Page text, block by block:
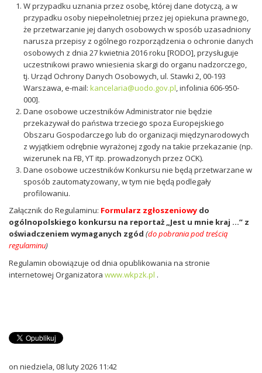
W przypadku uznania przez osobę, której dane dotyczą, a w
przypadku osoby niepełnoletniej przez jej opiekuna prawnego,
że przetwarzanie jej danych osobowych w sposób uzasadniony
narusza przepisy z ogólnego rozporządzenia o ochronie danych
osobowych z dnia 27 kwietnia 2016 roku [RODO], przysługuje
uczestnikowi prawo wniesienia skargi do organu nadzorczego,
tj. Urząd Ochrony Danych Osobowych, ul. Stawki 2, 00-193
Warszawa, e-mail: kancelaria@uodo.gov.pl, infolinia 606-950-
000].
Dane osobowe uczestników Administrator nie będzie
przekazywał do państwa trzeciego spoza Europejskiego
Obszaru Gospodarczego lub do organizacji międzynarodowych
z wyjątkiem odrębnie wyrażonej zgody na takie przekazanie (np.
wizerunek na FB, YT itp. prowadzonych przez OCK).
Dane osobowe uczestników Konkursu nie będą przetwarzane w
sposób zautomatyzowany, w tym nie będą podlegały
profilowaniu.
Załącznik do Regulaminu: Formularz zgłoszeniowy do
ogólnopolskiego konkursu na reportaż „Jest u mnie kraj …” z
oświadczeniem wymaganych zgód (do pobrania pod treścią
regulaminu)
Regulamin obowiązuje od dnia opublikowania na stronie
internetowej Organizatora www.wkpzk.pl .
on niedziela, 08 luty 2026 11:42